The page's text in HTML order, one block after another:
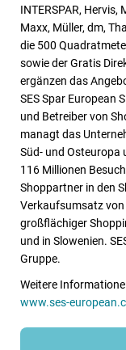
INTERSPAR,
Maxx, Müller, dm,
die 500
sowie der Gratis
ergänzen das
SES Spar European
und Betreiber von
managt das
Süd- und Osteuropa
116 Millionen
Shoppartner in den
Verkaufsumsatz
großflächiger
und in Slowenien.
Gruppe.
Weitere
www.ses-